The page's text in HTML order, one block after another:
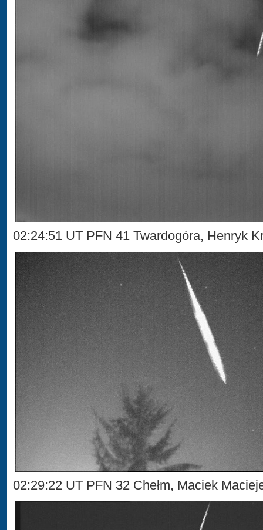
02:24:51 UT PFN 41 Twardogóra, Henryk
02:29:22 UT PFN 32 Chełm, Maciek